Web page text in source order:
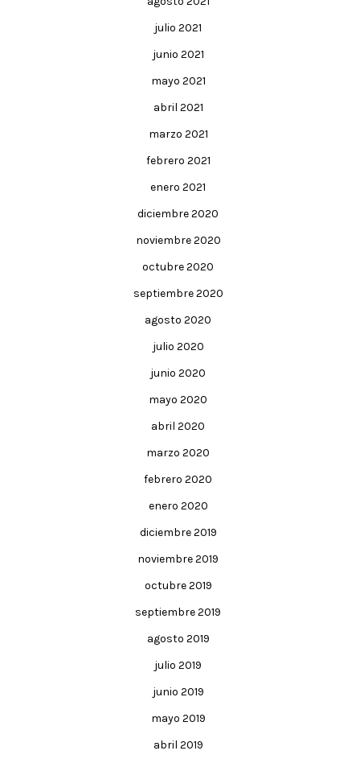
julio 2021
junio 2021
mayo 2021
abril 2021
marzo 2021
febrero 2021
enero 2021
diciembre 2020
noviembre 2020
octubre 2020
septiembre 2020
agosto 2020
julio 2020
junio 2020
mayo 2020
abril 2020
marzo 2020
febrero 2020
enero 2020
diciembre 2019
noviembre 2019
octubre 2019
septiembre 2019
agosto 2019
julio 2019
junio 2019
mayo 2019
abril 2019